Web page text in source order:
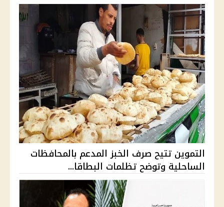
التموين تتيح صرف الخبز المدعم بالمحافظات
الساحلية وتوضح تظلمات البطاقا...